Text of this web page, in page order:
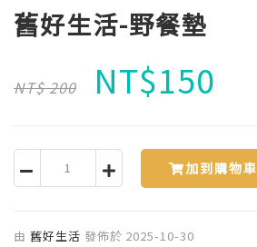
舊好生活-野餐墊
NT$ 200 NT$150
加到購物車
由 舊好生活 發佈於 2025-10-30